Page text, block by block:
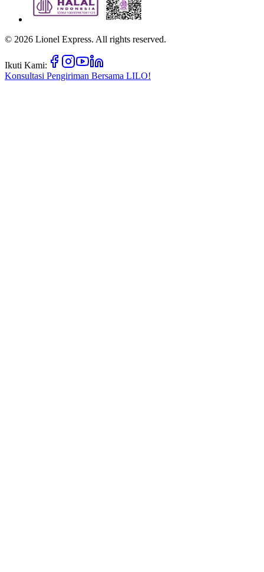
© 2026 Lionel Express. All rights reserved.
Ikuti Kami:
Konsultasi Pengiriman Bersama LILO!